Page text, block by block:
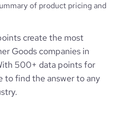
of product pricing and
create the most
Goods companies in
500+ data points for
to find the answer to any